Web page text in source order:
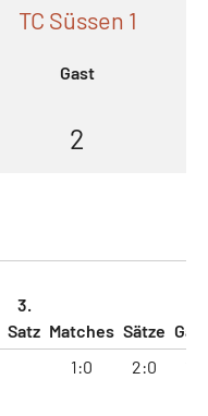
TC Süssen 1
Gast
2
3.
Satz Matches Sätze
1:0 2:0